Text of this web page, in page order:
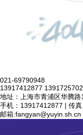
021-69790948
13917412877
地址：上海市青浦区华腾
手机：13917412877 | 传
邮箱:fangyan@yuyin.sh.cn